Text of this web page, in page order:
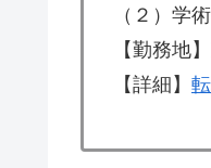
（２）学
【勤務地
【詳細】